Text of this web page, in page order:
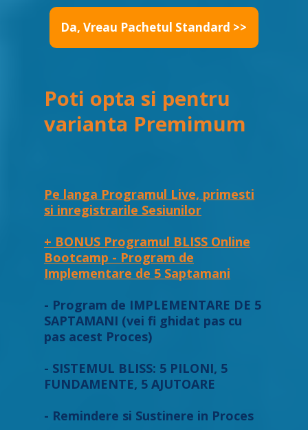
Da, Vreau Pachetul Standard >>
Pe langa Programul Live, primesti
si inregistrarile Sesiunilor
+ BONUS Programul BLISS Online
Bootcamp - Program de
Implementare de 5 Saptamani
- Program de IMPLEMENTARE DE 5
SAPTAMANI (vei fi ghidat pas cu
pas acest Proces)
- SISTEMUL BLISS: 5 PILONI, 5
FUNDAMENTE, 5 AJUTOARE
- Remindere si Sustinere in Proces
Poti opta si pentru
varianta Premimum